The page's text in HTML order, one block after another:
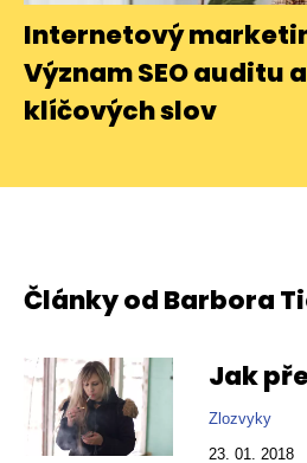
Internetový
Význam SEO auditu
klíčových slov
Články od Barbora
Jak
Zlozvyky
23. 01. 2018